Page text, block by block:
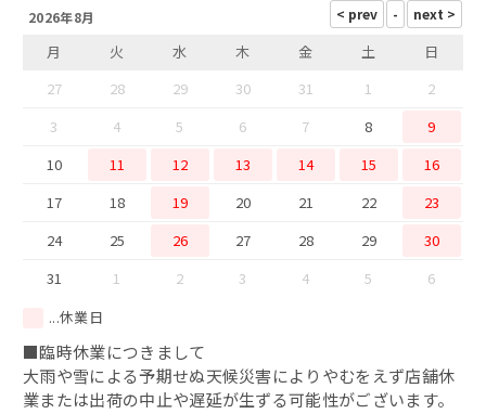
干物
西京味噌漬け
2026年8月
月 火 水 木 金 土
日
27
28 29 30 31 1
2
3
4 5 6 7 8
9
10
11 12 13 14 15
16
17
18 19 20 21 22
23
24
25 26 27 28 29
30
31
1 2 3 4 5
6
...休業日
■臨時休業につきまして
大雨や雪による予期せぬ天候災害によりやむをえず店舗休
業または出荷の中止や遅延が生ずる可能性がございます。